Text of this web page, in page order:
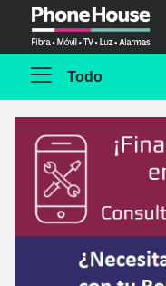
Todo